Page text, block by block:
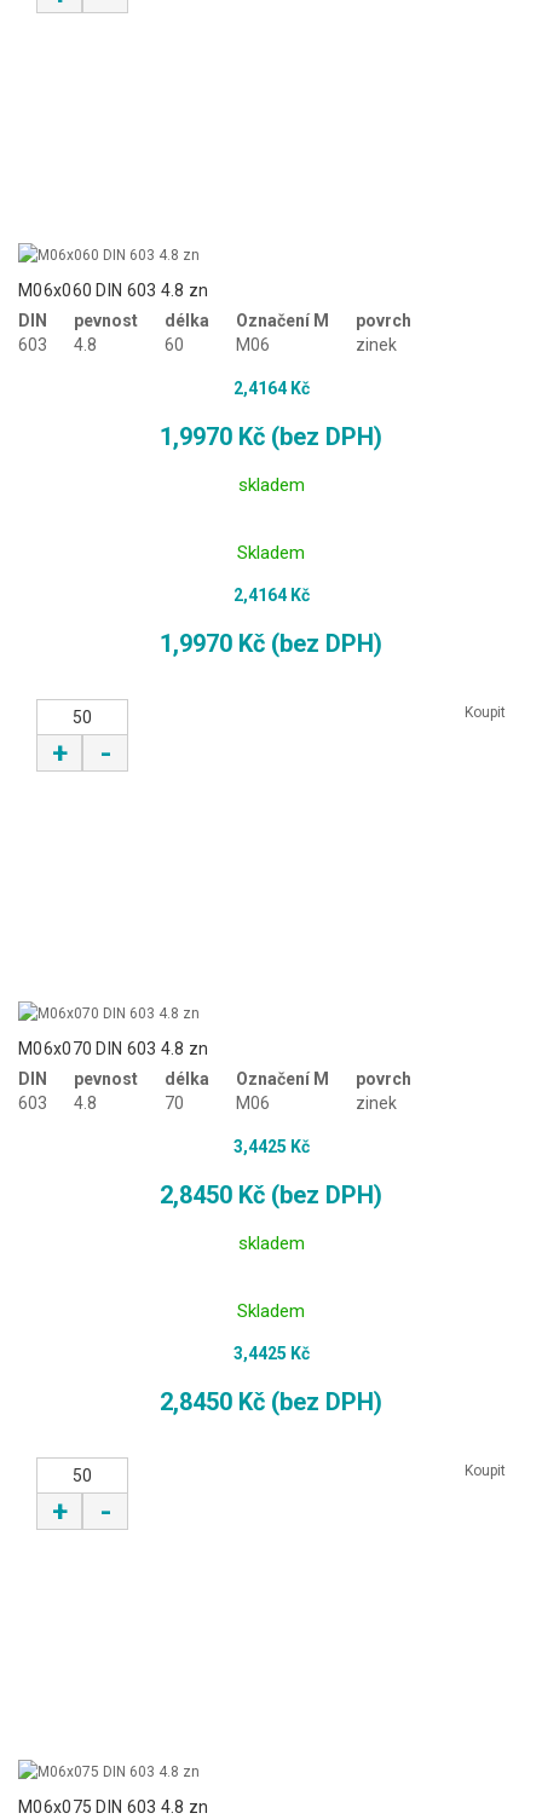
M06x060 DIN 603 4.8 zn
DIN
603
pevnost
4.8
délka
60
Označení M
M06
povrch
zinek
2,4164 Kč
1,9970 Kč (bez DPH)
skladem
Skladem
2,4164 Kč
1,9970 Kč (bez DPH)
+ -
Koupit
M06x070 DIN 603 4.8 zn
DIN
603
pevnost
4.8
délka
70
Označení M
M06
povrch
zinek
3,4425 Kč
2,8450 Kč (bez DPH)
skladem
Skladem
3,4425 Kč
2,8450 Kč (bez DPH)
+ -
Koupit
M06x075 DIN 603 4.8 zn